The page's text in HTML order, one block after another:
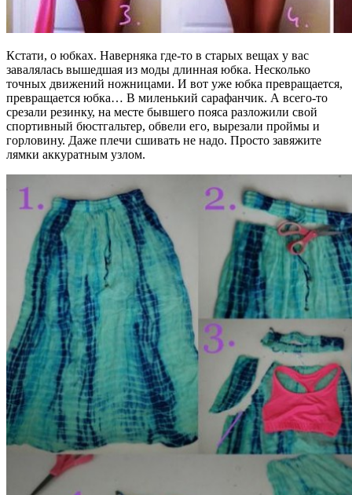
Кстати, о юбках. Наверняка где-то в старых вещах у вас
завалялась вышедшая из моды длинная юбка. Несколько
точных движений ножницами. И вот уже юбка превращается,
превращается юбка… В миленький сарафанчик. А всего-то
срезали резинку, на месте бывшего пояса разложили свой
спортивный бюстгальтер, обвели его, вырезали проймы и
горловину. Даже плечи сшивать не надо. Просто завяжите
лямки аккуратным узлом.